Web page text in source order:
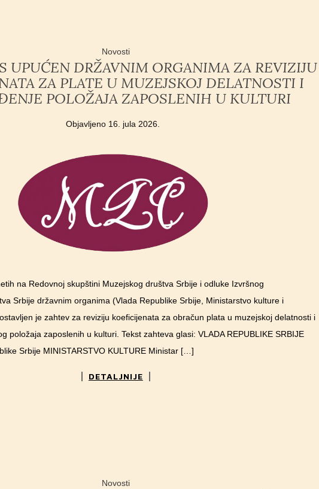
Novosti
UPUĆEN DRŽAVNIM ORGANIMA ZA REVIZIJU
ZA PLATE U MUZEJSKOJ DELATNOSTI I
POLOŽAJA ZAPOSLENIH U KULTURI
Objavljeno 16. jula 2026.
na Redovnoj skupštini Muzejskog društva Srbije i odluke Izvršnog
Srbije državnim organima (Vlada Republike Srbije, Ministarstvo kulture i
je zahtev za reviziju koeficijenata za obračun plata u muzejskoj delatnosti i
položaja zaposlenih u kulturi. Tekst zahteva glasi: VLADA REPUBLIKE SRBIJE
Srbije MINISTARSTVO KULTURE Ministar […]
DETALJNIJE
Novosti